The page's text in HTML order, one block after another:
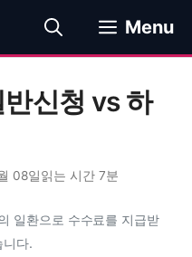
Menu
신청 vs 하
08일읽는 시간 7분
일환으로 수수료를 지급받
니다.